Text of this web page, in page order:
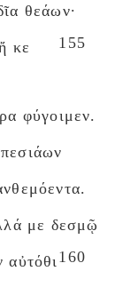
θεάων·
155
κε
φύγοιμεν.
με δεσμῷ
160